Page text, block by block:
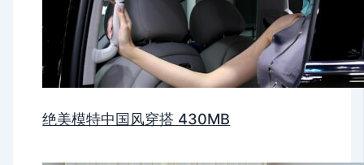
绝美模特中国风穿搭 430MB